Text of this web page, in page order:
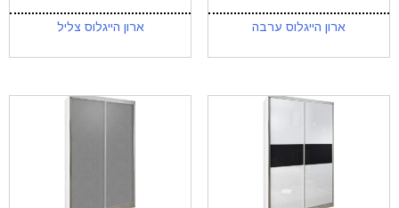
ארון הייגלוס ערבה ארון הייגלוס צליל